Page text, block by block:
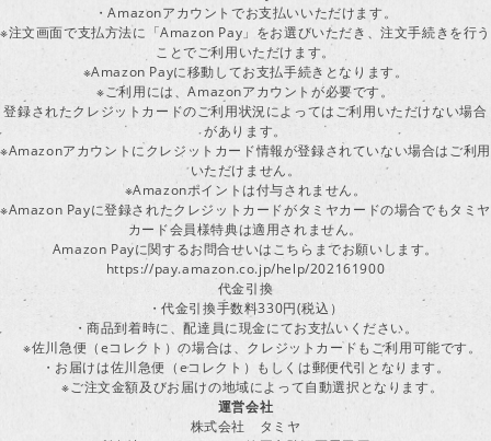
・Amazonアカウントでお支払いいただけます。
※注文画面で支払方法に「Amazon Pay」をお選びいただき、注文手続きを行う
ことでご利用いただけます。
※Amazon Payに移動してお支払手続きとなります。
※ご利用には、Amazonアカウントが必要です。
登録されたクレジットカードのご利用状況によってはご利用いただけない場合
があります。
※Amazonアカウントにクレジットカード情報が登録されていない場合はご利用
いただけません。
※Amazonポイントは付与されません。
※Amazon Payに登録されたクレジットカードがタミヤカードの場合でもタミヤ
カード会員様特典は適用されません。
Amazon Payに関するお問合せいはこちらまでお願いします。
https://pay.amazon.co.jp/help/202161900
代金引換
・代金引換手数料330円(税込）
・商品到着時に、配達員に現金にてお支払いください。
※佐川急便（eコレクト）の場合は、クレジットカードもご利用可能です。
・お届けは佐川急便（eコレクト）もしくは郵便代引となります。
※ご注文金額及びお届けの地域によって自動選択となります。
運営会社
株式会社 タミヤ